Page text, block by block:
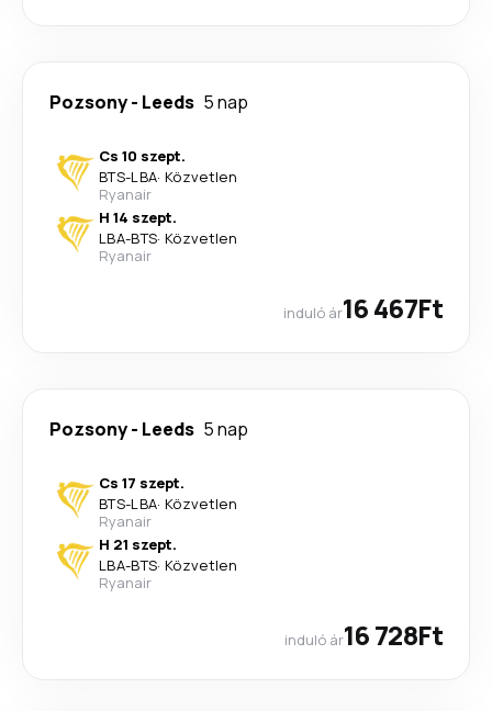
Pozsony- Leeds 5 nap
Cs 10 szept.
BTS-LBA· Közvetlen
Ryanair
H 14 szept.
LBA-BTS· Közvetlen
Ryanair
induló ár16 467Ft
Pozsony- Leeds 5 nap
Cs 17 szept.
BTS-LBA· Közvetlen
Ryanair
H 21 szept.
LBA-BTS· Közvetlen
Ryanair
induló ár16 728Ft